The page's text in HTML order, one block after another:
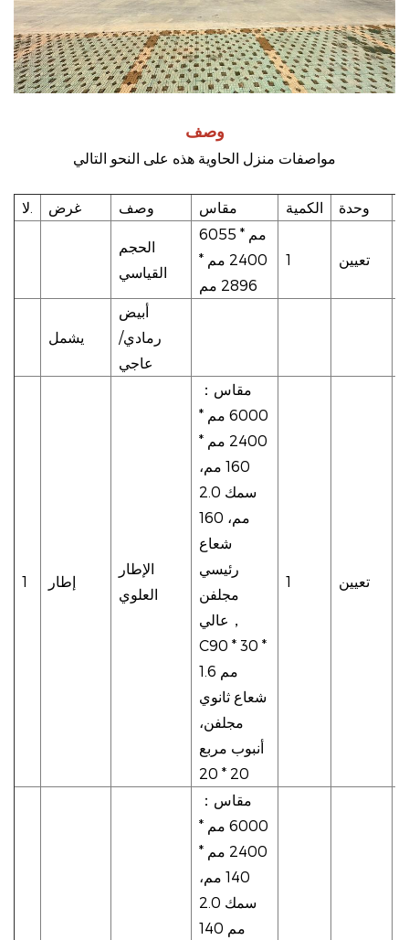
وصف
مواصفات منزل الحاوية هذه على النحو التالي
غرض وصف مقاس الكمية وحدة
الحجم
القياسي
6055 مم *
2400 مم *
2896 مم
1 تعيين
يشمل
أبيض
رمادي/
عاجي
1 إطار
الإطار
العلوي
مقاس ：
6000 مم *
2400 مم *
160 مم،
سمك 2.0
مم، 160
شعاع
رئيسي
مجلفن
عالي ，
C90 * 30 *
1.6 مم
شعاع ثانوي
مجلفن،
أنبوب مربع
20 * 20
1 تعيين
مقاس ：
6000 مم *
2400 مم *
140 مم،
سمك 2.0
مم 140